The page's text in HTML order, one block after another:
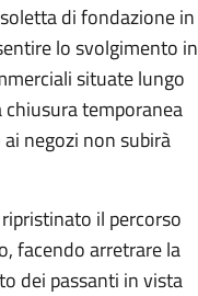
di fondazione in
lo svolgimento in
situate lungo
chiusura temporanea
negozi non subirà
il percorso
facendo arretrare la
dei passanti in vista